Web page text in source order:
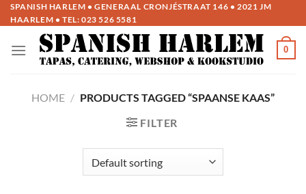
Ga
naar
SPANISH HARLEM • GENERAAL CRONJÉSTRAAT 146 • 2021 JM
HAARLEM • TEL: 023 526 5581
0
HOME / PRODUCTS TAGGED “SPAANSE KAAS”
FILTER